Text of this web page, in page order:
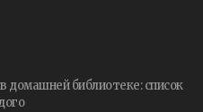
домашней библиотеке: список